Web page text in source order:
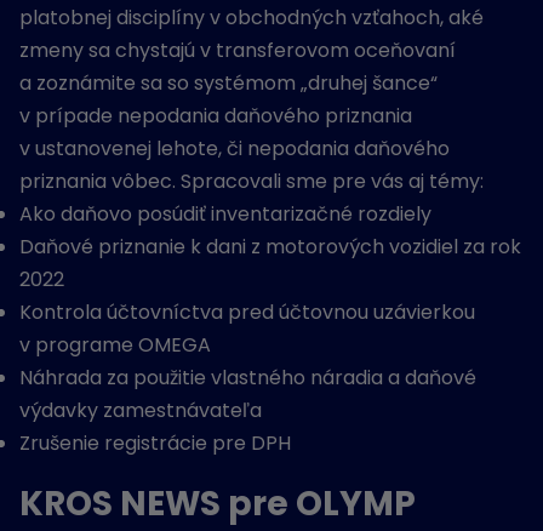
platobnej disciplíny v obchodných vzťahoch, aké
zmeny sa chystajú v transferovom oceňovaní
a zoznámite sa so systémom „druhej šance“
v prípade nepodania daňového priznania
v ustanovenej lehote, či nepodania daňového
priznania vôbec. Spracovali sme pre vás aj témy:
Ako daňovo posúdiť inventarizačné rozdiely
Daňové priznanie k dani z motorových vozidiel za rok
2022
Kontrola účtovníctva pred účtovnou uzávierkou
v programe OMEGA
Náhrada za použitie vlastného náradia a daňové
výdavky zamestnávateľa
Zrušenie registrácie pre DPH
KROS NEWS pre OLYMP